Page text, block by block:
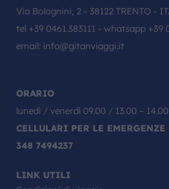
Via Bolognini, 2 - 38122 TRENTO -
tel +39 0461.383111 - whatsapp +39
email: info@gitanviaggi.it
ORARIO
lunedì / venerdì 09.00 / 13.00 –
CELLULARI PER LE EMERGENZE
348 7494237
LINK UTILI